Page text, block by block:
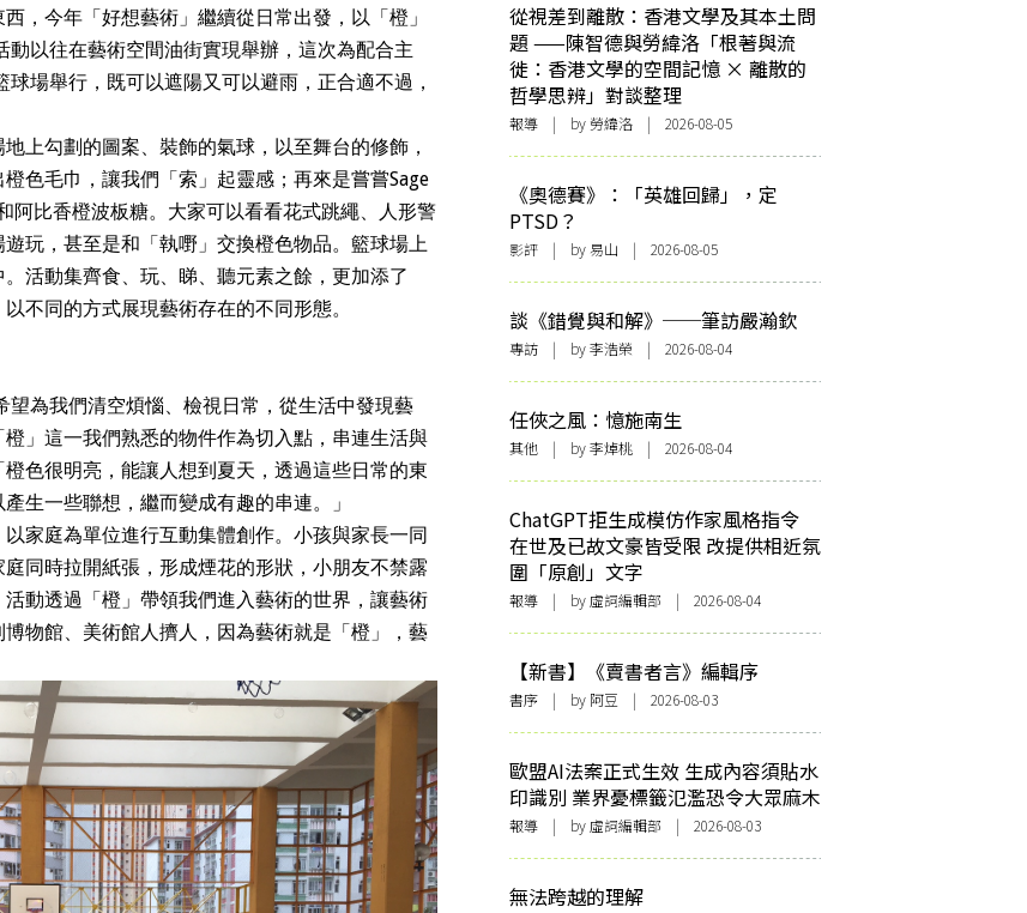
，今年「好想藝術」繼續從日常出發，以「橙」
以往在藝術空間油街實現舉辦，這次為配合主
場舉行，既可以遮陽又可以避雨，正合適不過，
上勾劃的圖案、裝飾的氣球，以至舞台的修飾，
色毛巾，讓我們「索」起靈感；再來是嘗嘗Sage
阿比香橙波板糖。大家可以看看花式跳繩、人形警
玩，甚至是和「執嘢」交換橙色物品。籃球場上
活動集齊食、玩、睇、聽元素之餘，更加添了
不同的方式展現藝術存在的不同形態。
望為我們清空煩惱、檢視日常，從生活中發現藝
」這一我們熟悉的物件作為切入點，串連生活與
色很明亮，能讓人想到夏天，透過這些日常的東
生一些聯想，繼而變成有趣的串連。」
家庭為單位進行互動集體創作。小孩與家長一同
同時拉開紙張，形成煙花的形狀，小朋友不禁露
動透過「橙」帶領我們進入藝術的世界，讓藝術
物館、美術館人擠人，因為藝術就是「橙」，藝
從視差到離散：香港文學及其本土問
題 ——陳智德與勞緯洛「根著與流
徙：香港文學的空間記憶 × 離散的
哲學思辨」對談整理
報導 | by 勞緯洛 | 2026-08-05
《奧德賽》：「英雄回歸」，定
PTSD？
影評 | by 易山 | 2026-08-05
談《錯覺與和解》──筆訪嚴瀚欽
專訪 | by 李浩榮 | 2026-08-04
任俠之風：憶施南生
其他 | by 李焯桃 | 2026-08-04
ChatGPT拒生成模仿作家風格指令
在世及已故文豪皆受限 改提供相近氛
圍「原創」文字
報導 | by 虛詞編輯部 | 2026-08-04
【新書】《賣書者言》編輯序
書序 | by 阿豆 | 2026-08-03
歐盟AI法案正式生效 生成內容須貼水
印識別 業界憂標籤氾濫恐令大眾麻木
報導 | by 虛詞編輯部 | 2026-08-03
無法跨越的理解